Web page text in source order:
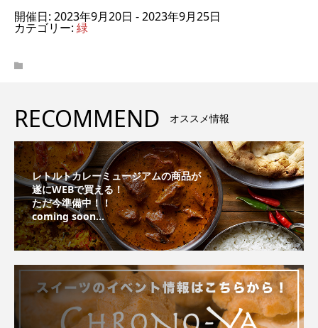
開催日: 2023年9月20日 - 2023年9月25日
カテゴリー: 緑
RECOMMEND オススメ情報
レトルトカレーミュージアムの商品が
遂にWEBで買える！
ただ今準備中！！
coming soon...